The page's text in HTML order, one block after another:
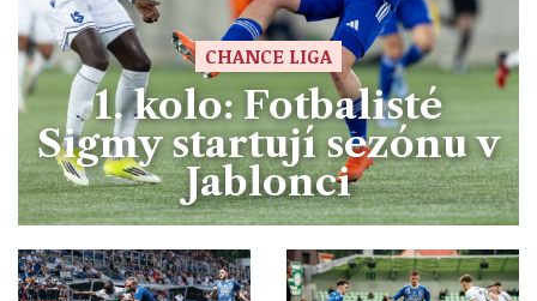
CHANCE LIGA
1. kolo: Fotbalisté
Sigmy startují sezónu v
Jablonci